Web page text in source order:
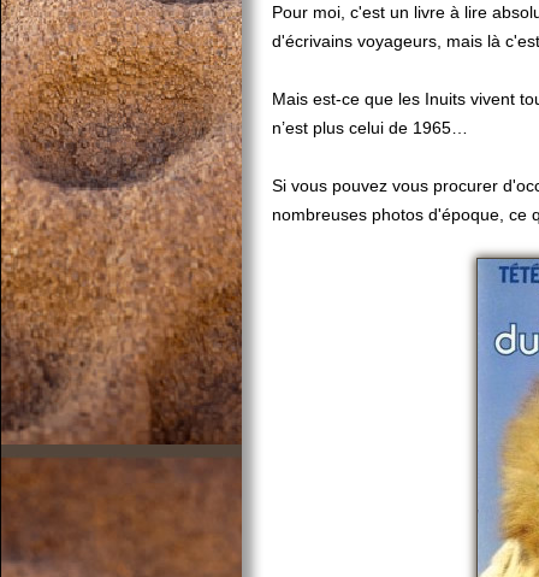
Pour moi, c'est un livre à lire
d'écrivains voyageurs, mais là
Mais est-ce que les Inuits vivent
n’est plus celui de 1965…
Si vous pouvez vous procurer
nombreuses photos d'époque, ce